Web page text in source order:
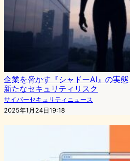
企業を脅かす『シャドーAI』の実
新たなセキュリティリスク
サイバーセキュリティニュース
2025年1月24日19:18